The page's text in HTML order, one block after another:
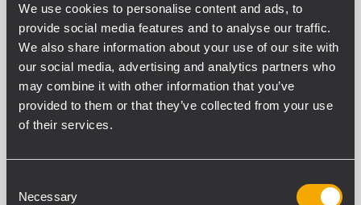
We use cookies to personalise content and ads, to
provide social media features and to analyse our traffic.
We also share information about your use of our site with
our social media, advertising and analytics partners who
may combine it with other information that you’ve
provided to them or that they’ve collected from your use
of their services.
Selection
Necessary
Número de canales
6
Salida de potencia @ 100 V (W)
240 W RMS
Respuesta en frecuencia (-3 dB)
50 Hz - 20 kHz
Relación señal/ruido (Ponderacíon ”A”)
<1 %